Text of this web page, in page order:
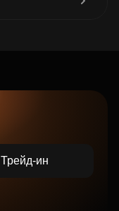
Трейд-ин